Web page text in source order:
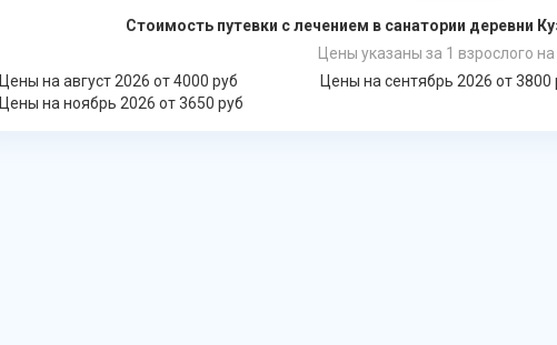
Стоимость путевки с лечением в санатории деревни
Цены указаны за 1 взрослого на
Цены на август 2026 от 4000 руб
Цены на сентябрь 2026 от 3800
Цены на ноябрь 2026 от 3650 руб